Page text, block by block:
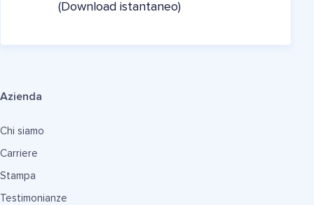
(Download istantaneo)
Azienda
Chi siamo
Carriere
Stampa
Testimonianze